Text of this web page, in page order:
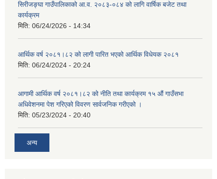
सिरीजङ्घा गाउँपालिकाको आ.व. २०८३-०८४ को लागि वार्षिक बजेट तथा
कार्यक्रम
मिति: 06/24/2026 - 14:34
आर्थिक वर्ष २०८१।८२ को लागी पारित भएको आर्थिक विधेयक २०८१
मिति: 06/24/2024 - 20:24
आगामी आर्थिक वर्ष २०८१।८२ को नीति तथा कार्यक्रम १५ औं गाउँसभा
अधिवेशनमा पेश गरिएको विवरण सार्वजनिक गरीएको ।
मिति: 05/23/2024 - 20:40
अन्य